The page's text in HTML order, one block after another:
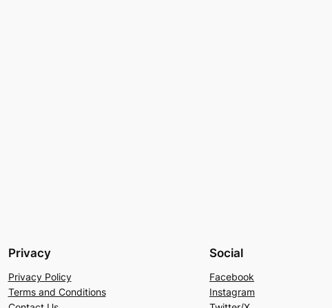
Privacy
Privacy Policy
Terms and Conditions
Social
Facebook
Instagram